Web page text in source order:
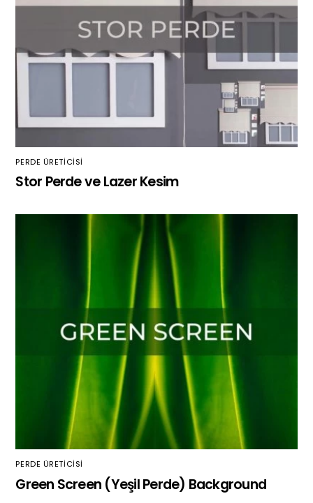
PERDE ÜRETICISI
Stor Perde ve Lazer Kesim
PERDE ÜRETICISI
Green Screen (Yeşil Perde) Background